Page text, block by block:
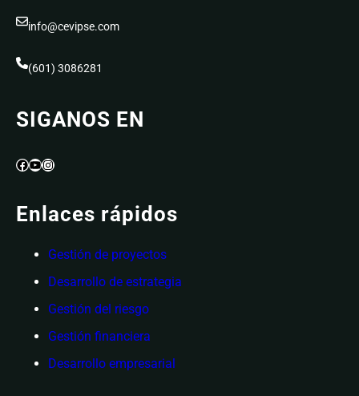
info@cevipse.com
(601) 3086281
SIGANOS EN
Facebook YouTube Instagram
Enlaces rápidos
Gestión de proyectos
Desarrollo de estrategia
Gestión del riesgo
Gestión financiera
Desarrollo empresarial